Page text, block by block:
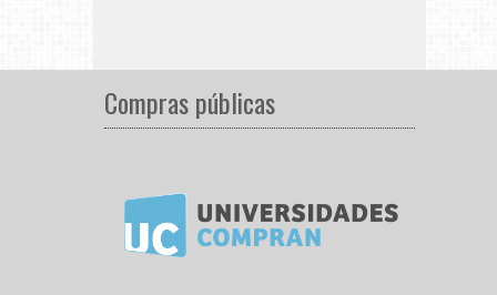
Compras públicas